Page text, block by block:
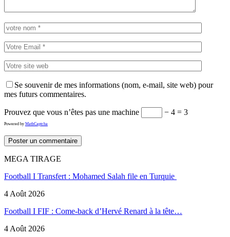
Se souvenir de mes informations (nom, e-mail, site web) pour
mes futurs commentaires.
Prouvez que vous n’êtes pas une machine − 4 = 3
Powered by MathCaptcha
MEGA TIRAGE
Football I Transfert : Mohamed Salah file en Turquie
4 Août 2026
Football I FIF : Come-back d’Hervé Renard à la tête…
4 Août 2026